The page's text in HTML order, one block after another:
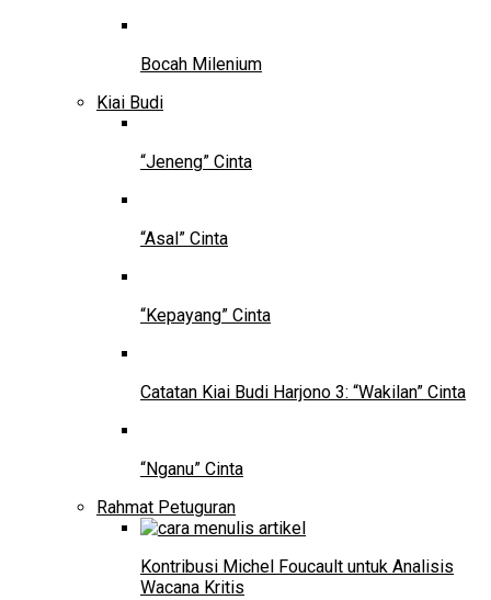
Bocah Milenium
Kiai Budi
“Jeneng” Cinta
“Asal” Cinta
“Kepayang” Cinta
Catatan Kiai Budi Harjono 3: “Wakilan” Cinta
“Nganu” Cinta
Rahmat Petuguran
Kontribusi Michel Foucault untuk Analisis
Wacana Kritis